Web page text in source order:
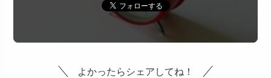
よかったらシェアしてね！